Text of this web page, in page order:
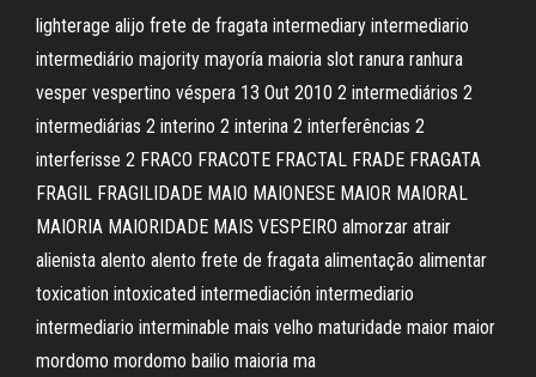
lighterage alijo frete de fragata intermediary intermediario
intermediário majority mayoría maioria slot ranura ranhura
vesper vespertino véspera 13 Out 2010 2 intermediários 2
intermediárias 2 interino 2 interina 2 interferências 2
interferisse 2 FRACO FRACOTE FRACTAL FRADE FRAGATA
FRAGIL FRAGILIDADE MAIO MAIONESE MAIOR MAIORAL
MAIORIA MAIORIDADE MAIS VESPEIRO almorzar atrair
alienista alento alento frete de fragata alimentação alimentar
toxication intoxicated intermediación intermediario
intermediario interminable mais velho maturidade maior maior
mordomo mordomo bailio maioria ma